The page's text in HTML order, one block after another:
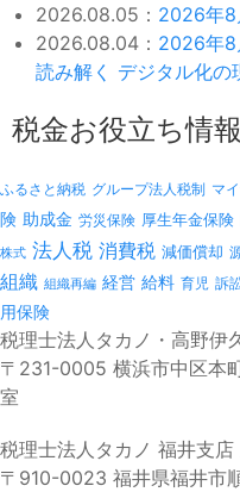
2026.08.05： 2026年
2026.08.04： 2026年
読み解く デジタル化の
税金お役立ち情
ふるさと納税 グループ法人税制 マ
険 助成金 労災保険 厚生年金保険
株式 法人税 消費税 減価償却
組織 組織再編 経営 給料 育児 訴
用保険
税理士法人タカノ・高野伊
〒231-0005 横浜市中区本
室
税理士法人タカノ 福井支店
〒910-0023 福井県福井市